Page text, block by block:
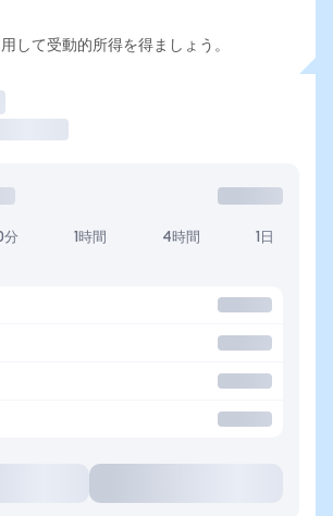
して受動的所得を得ましょう。
分 1時間 4時間 1日